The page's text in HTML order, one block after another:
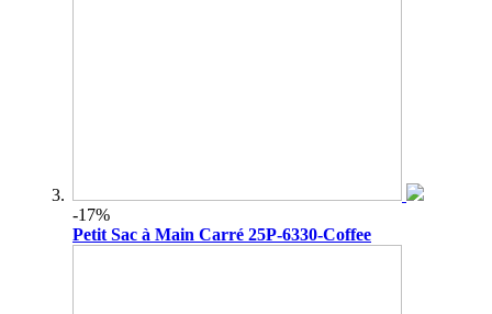
-17%
Petit Sac à Main Carré 25P-6330-Coffee